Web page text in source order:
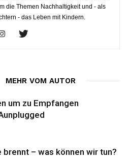
die Themen Nachhaltigkeit und - als
- das Leben mit Kindern.
MEHR VOM AUTOR
um zu Empfangen
brennt – was können wir tun?